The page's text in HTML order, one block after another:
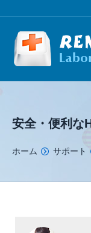
安全・便利な
You are here:
ホーム サポート